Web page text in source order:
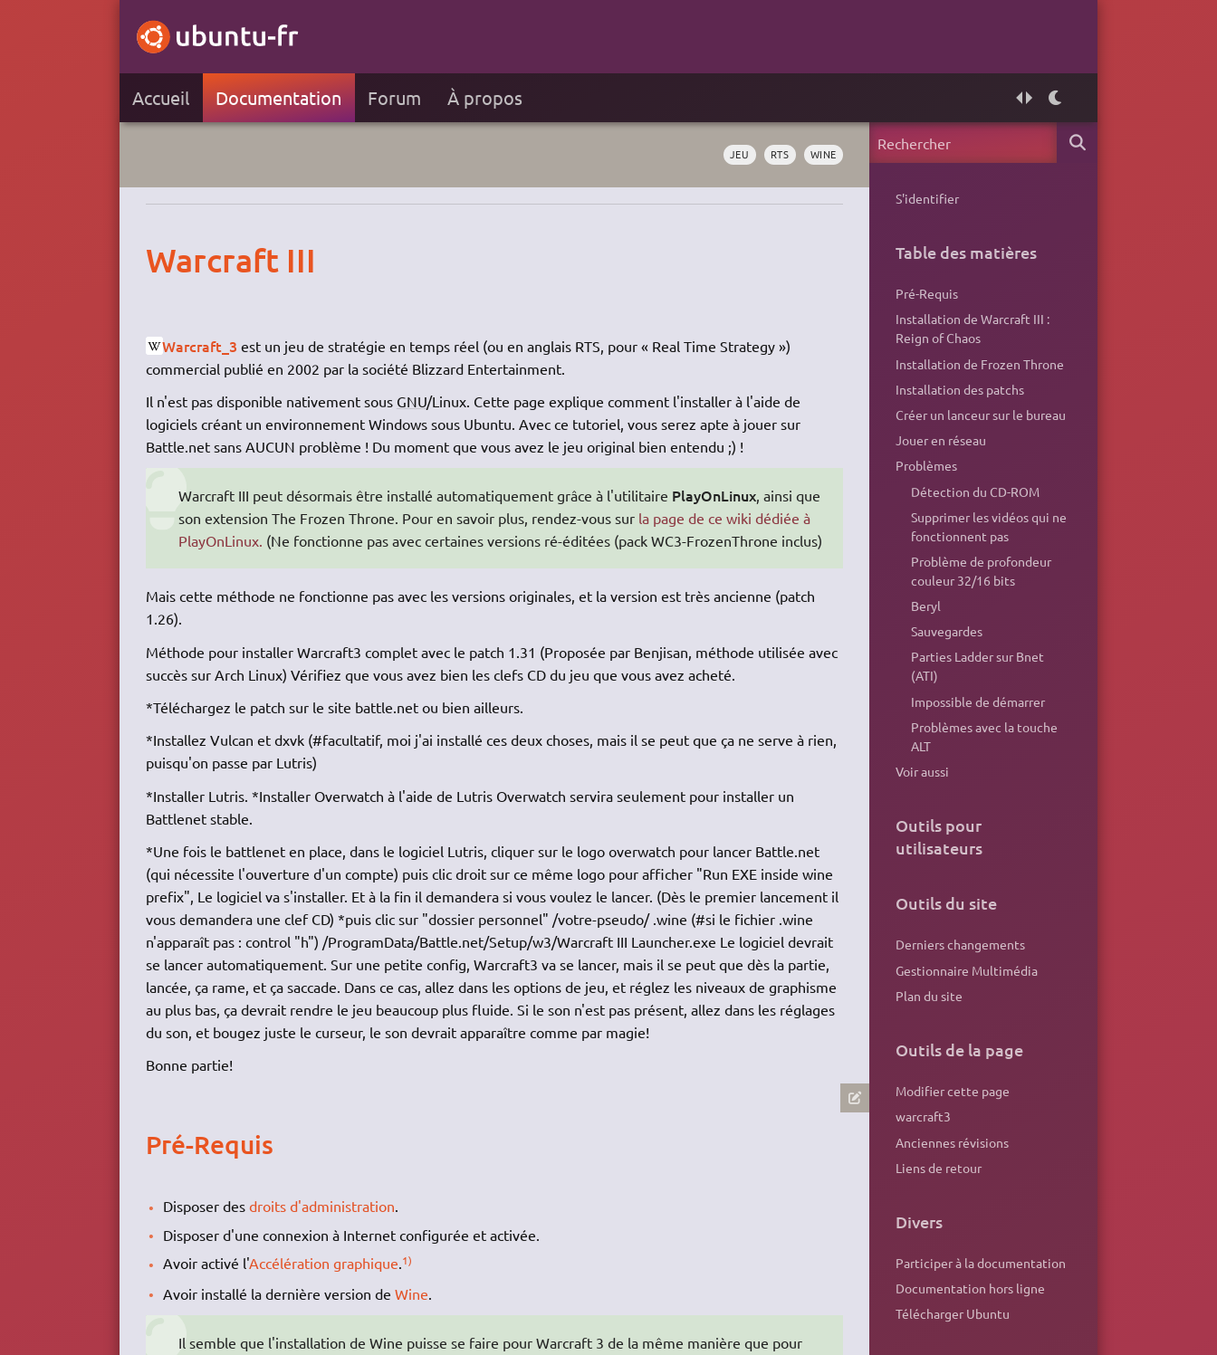
Accueil Documentation Forum À propos
JEU RTS WINE
Warcraft III
Warcraft_3 est un jeu de stratégie en temps réel (ou en anglais RTS, pour « Real Time Strategy »)
commercial publié en 2002 par la société Blizzard Entertainment.
Il n'est pas disponible nativement sous GNU/Linux. Cette page explique comment l'installer à l'aide de
logiciels créant un environnement Windows sous Ubuntu. Avec ce tutoriel, vous serez apte à jouer sur
Battle.net sans AUCUN problème ! Du moment que vous avez le jeu original bien entendu ;) !
Warcraft III peut désormais être installé automatiquement grâce à l'utilitaire PlayOnLinux, ainsi que
son extension The Frozen Throne. Pour en savoir plus, rendez-vous sur la page de ce wiki dédiée à
PlayOnLinux. (Ne fonctionne pas avec certaines versions ré-éditées (pack WC3-FrozenThrone inclus)
Mais cette méthode ne fonctionne pas avec les versions originales, et la version est très ancienne (patch
1.26).
Méthode pour installer Warcraft3 complet avec le patch 1.31 (Proposée par Benjisan, méthode utilisée avec
succès sur Arch Linux) Vérifiez que vous avez bien les clefs CD du jeu que vous avez acheté.
*Téléchargez le patch sur le site battle.net ou bien ailleurs.
*Installez Vulcan et dxvk (#facultatif, moi j'ai installé ces deux choses, mais il se peut que ça ne serve à rien,
puisqu'on passe par Lutris)
*Installer Lutris. *Installer Overwatch à l'aide de Lutris Overwatch servira seulement pour installer un
Battlenet stable.
*Une fois le battlenet en place, dans le logiciel Lutris, cliquer sur le logo overwatch pour lancer Battle.net
(qui nécessite l'ouverture d'un compte) puis clic droit sur ce même logo pour afficher "Run EXE inside wine
prefix", Le logiciel va s'installer. Et à la fin il demandera si vous voulez le lancer. (Dès le premier lancement il
vous demandera une clef CD) *puis clic sur "dossier personnel" /votre-pseudo/ .wine (#si le fichier .wine
n'apparaît pas : control "h") /ProgramData/Battle.net/Setup/w3/Warcraft III Launcher.exe Le logiciel devrait
se lancer automatiquement. Sur une petite config, Warcraft3 va se lancer, mais il se peut que dès la partie,
lancée, ça rame, et ça saccade. Dans ce cas, allez dans les options de jeu, et réglez les niveaux de graphisme
au plus bas, ça devrait rendre le jeu beaucoup plus fluide. Si le son n'est pas présent, allez dans les réglages
du son, et bougez juste le curseur, le son devrait apparaître comme par magie!
Bonne partie!
Pré-Requis
Disposer desdroits d'administration.
Disposer d'une connexion à Internet configurée et activée.
Avoir activé l'Accélération graphique.1)
Avoir installé la dernière version deWine
Il semble que l'installation de Wine puisse se faire pour Warcraft 3 de la même manière que pour
S'identifier
Table des matières
Pré-Requis
Installation de Warcraft III :
Reign of Chaos
Installation de Frozen Throne
Installation des patchs
Créer un lanceur sur le bureau
Jouer en réseau
Problèmes
Détection du CD-ROM
Supprimer les vidéos qui ne
fonctionnent pas
Problème de profondeur
couleur 32/16 bits
Beryl
Sauvegardes
Parties Ladder sur Bnet
(ATI)
Impossible de démarrer
Problèmes avec la touche
ALT
Voir aussi
Outils pour
utilisateurs
Outils du site
Derniers changements
Gestionnaire Multimédia
Plan du site
Outils de la page
Modifier cette page
warcraft3
Anciennes révisions
Liens de retour
Divers
Participer à la documentation
Documentation hors ligne
Télécharger Ubuntu